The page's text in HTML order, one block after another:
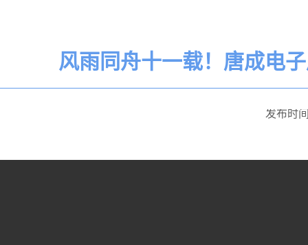
风雨同舟十一载！唐成电
发布时